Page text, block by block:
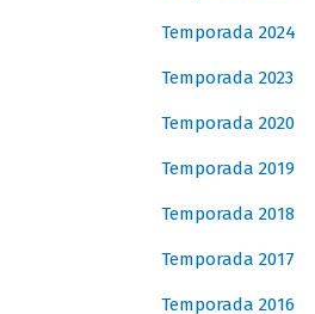
Temporada 2024
Temporada 2023
Temporada 2020
Temporada 2019
Temporada 2018
Temporada 2017
Temporada 2016